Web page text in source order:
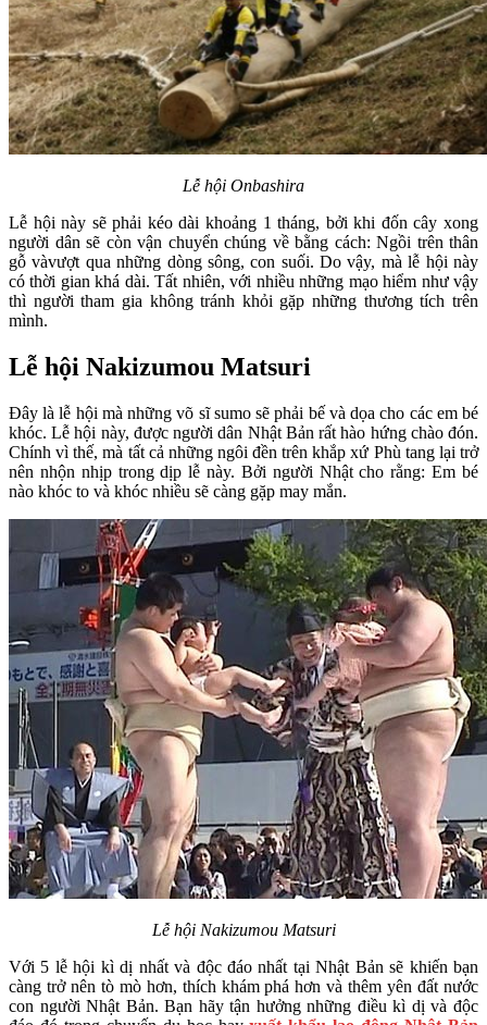
Lễ hội Onbashira
Lễ hội này sẽ phải kéo dài khoảng 1 tháng, bởi khi đốn cây xong
người dân sẽ còn vận chuyển chúng về bằng cách: Ngồi trên thân
gỗ vàvượt qua những dòng sông, con suối. Do vậy, mà lễ hội này
có thời gian khá dài. Tất nhiên, với nhiều những mạo hiểm như vậy
thì người tham gia không tránh khỏi gặp những thương tích trên
mình.
Lễ hội Nakizumou Matsuri
Đây là lễ hội mà những võ sĩ sumo sẽ phải bế và dọa cho các em bé
khóc. Lễ hội này, được người dân Nhật Bản rất hào hứng chào đón.
Chính vì thế, mà tất cả những ngôi đền trên khắp xứ Phù tang lại trở
nên nhộn nhịp trong dịp lễ này. Bởi người Nhật cho rằng: Em bé
nào khóc to và khóc nhiều sẽ càng gặp may mắn.
Lễ hội Nakizumou Matsuri
Với 5 lễ hội kì dị nhất và độc đáo nhất tại Nhật Bản sẽ khiến bạn
càng trở nên tò mò hơn, thích khám phá hơn và thêm yên đất nước
con người Nhật Bản. Bạn hãy tận hưởng những điều kì dị và độc